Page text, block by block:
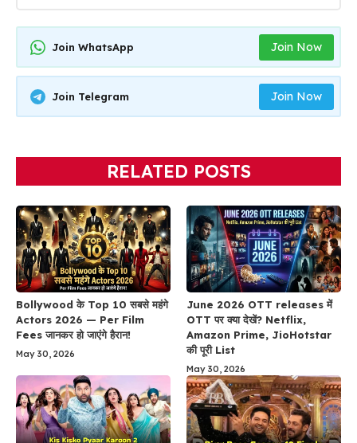
Join WhatsApp Join Now
Join Telegram Join Now
RELATED POSTS
Bollywood के Top 10 सबसे महंगे
Actors 2026 — Per Film
Fees जानकर हो जाएंगे हैरान!
May 30, 2026
June 2026 OTT releases में
OTT पर क्या देखें? Netflix,
Amazon Prime, JioHotstar
की पूरी List
May 30, 2026